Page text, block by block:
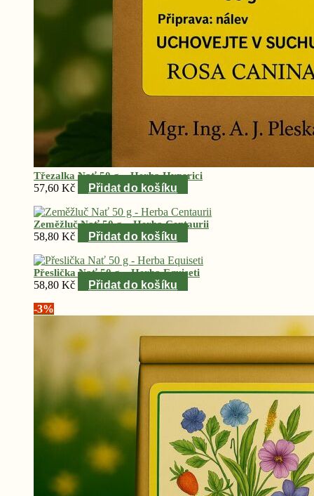
Třezalka Nať 50 g – Herba Hyperici
57,60 Kč Přidat do košíku
Zeměžluč Nať 50 g – Herba Centaurii
58,80 Kč Přidat do košíku
Přeslička Nať 50 g – Herba Equiseti
58,80 Kč
Přidat do košíku
-3%